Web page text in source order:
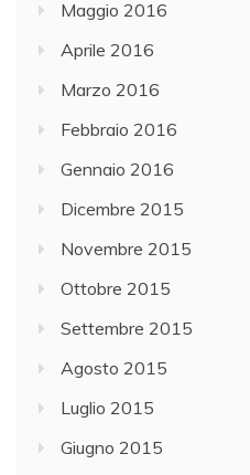
Maggio 2016
Aprile 2016
Marzo 2016
Febbraio 2016
Gennaio 2016
Dicembre 2015
Novembre 2015
Ottobre 2015
Settembre 2015
Agosto 2015
Luglio 2015
Giugno 2015